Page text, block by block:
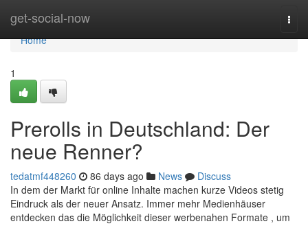
get-social-now
Home
Home
1
Prerolls in Deutschland: Der
neue Renner?
tedatmf448260 86 days ago News
Discuss
In dem der Markt für online Inhalte machen kurze Videos stetig
Eindruck als der neuer Ansatz. Immer mehr Medienhäuser
entdecken das die Möglichkeit dieser werbenahen Formate , um